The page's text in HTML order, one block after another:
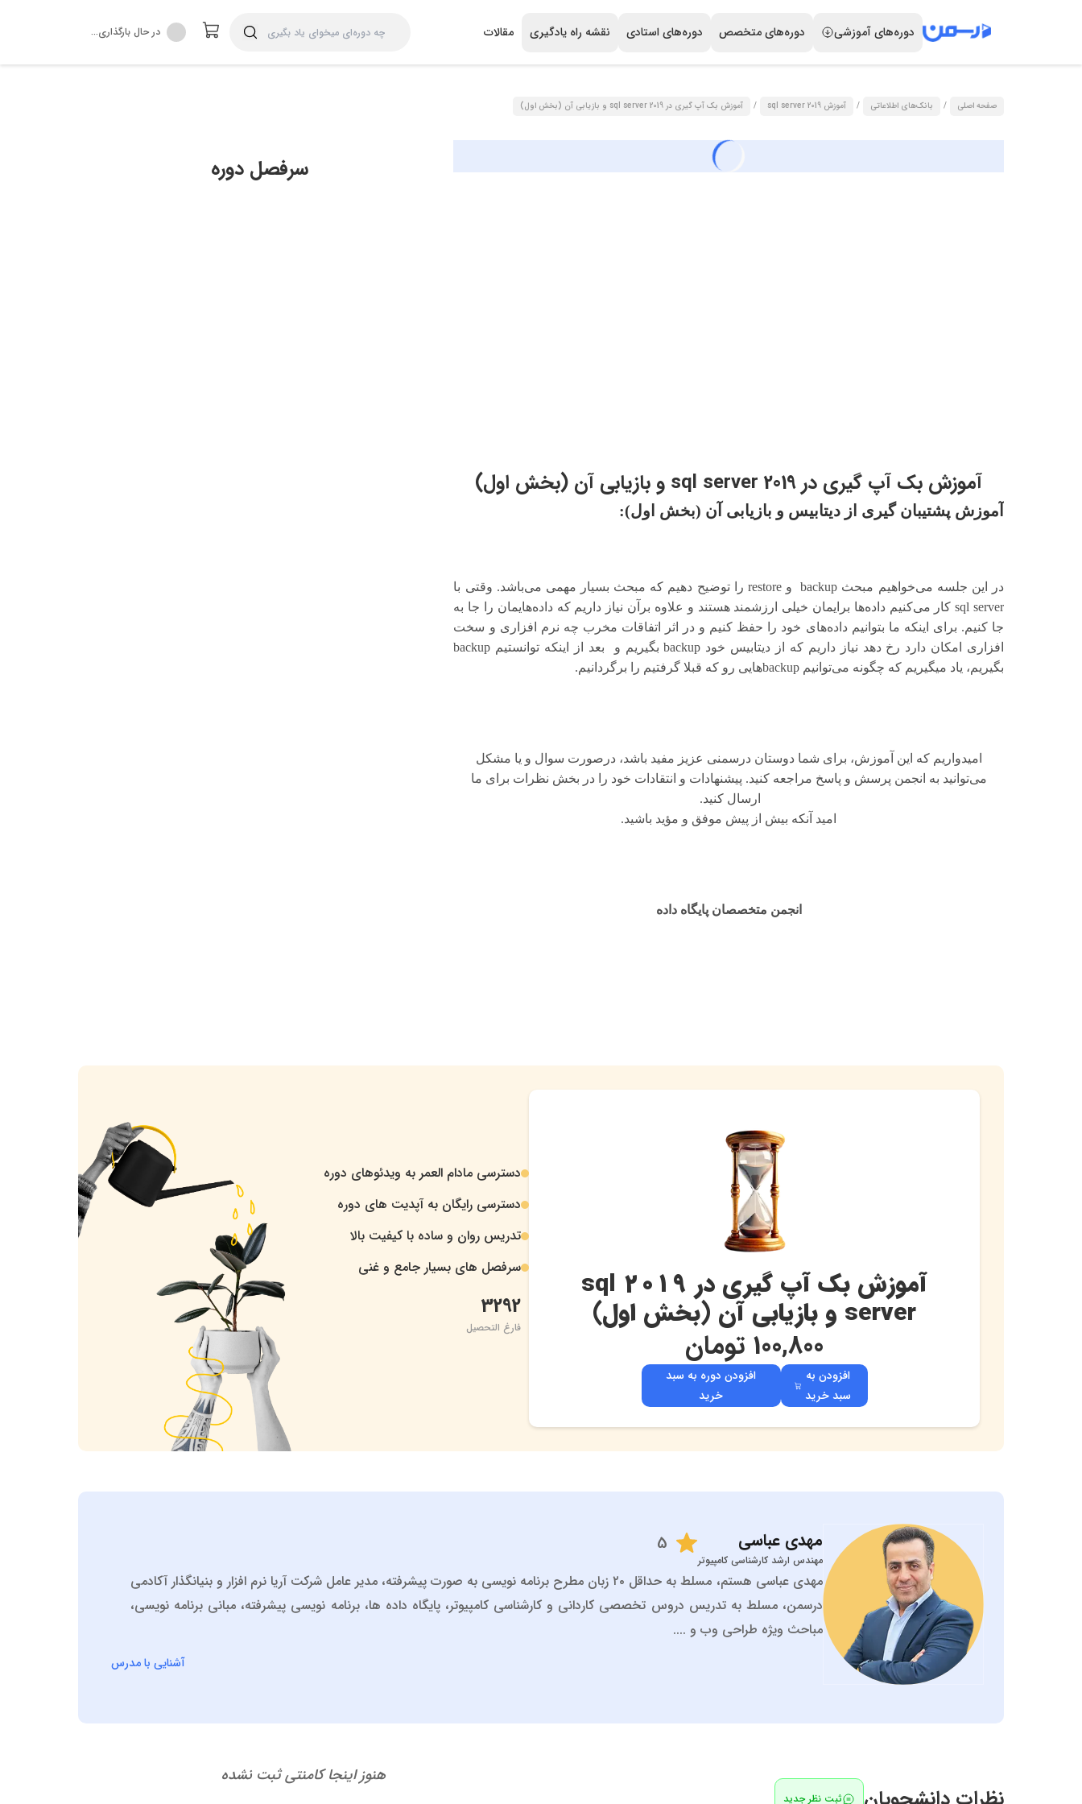
دوره‌های آموزشی دوره‌های متخصص دوره‌های استادی نقشه راه یادگیری مقالات در حال بارگذاری...
صفحه اصلی / بانک‌های اطلاعاتی / آموزش sql server 2019 / آموزش بک آپ گیری در 2019 sql server و بازیابی آن (بخش اول)
سرفصل دوره
آموزش بک آپ گیری در 2019 sql server و بازیابی آن (بخش اول)
آموزش پشتیبان گیری از دیتابیس و بازیابی آن (بخش اول):
در این جلسه می‌خواهیم مبحث backup و restore را توضیح دهیم که مبحث بسیار مهمی می‌باشد. وقتی با
sql server کار می‌کنیم داده‌ها برایمان خیلی ارزشمند هستند و علاوه برآن نیاز داریم که داده‌هایمان را جا به
جا کنیم. برای اینکه ما بتوانیم داده‌های خود را حفظ کنیم و در اثر اتفاقات مخرب چه نرم افزاری و سخت
افزاری امکان دارد رخ دهد نیاز داریم که از دیتابیس خود backup بگیریم و بعد از اینکه توانستیم backup
بگیریم، یاد میگیریم که چگونه می‌توانیم backupهایی رو که قبلا گرفتیم را برگردانیم.
امیدواریم که این آموزش، برای شما دوستان درسمنی عزیز مفید باشد، درصورت سوال و یا مشکل
می‌توانید به انجمن پرسش و پاسخ مراجعه کنید. پیشنهادات و انتقادات خود را در بخش نظرات برای ما
ارسال کنید.
امید آنکه بیش از پیش موفق و مؤید باشید.
انجمن متخصصان پایگاه داده
آموزش بک آپ گیری در 2019 sql
server و بازیابی آن (بخش اول)
100,800 تومان
افزودن به
سبد خرید
افزودن دوره به سبد
خرید
. دسترسی مادام العمر به ویدئوهای دوره
. دسترسی رایگان به آپدیت های دوره
. تدریس روان و ساده با کیفیت بالا
. سرفصل های بسیار جامع و غنی
3292
فارغ التحصیل
مهدی عباسی
مهندس ارشد کارشناسی کامپیوتر
5
مهدی عباسی هستم، مسلط به حداقل ۲۰ زبان مطرح برنامه نویسی به صورت پیشرفته، مدیر عامل شرکت آریا نرم افزار و بنیانگذار آکادمی
درسمن، مسلط به تدریس دروس تخصصی کاردانی و کارشناسی کامپیوتر، پایگاه داده ها، برنامه نویسی پیشرفته، مبانی برنامه نویسی،
مباحث ویژه طراحی وب و ....
آشنایی با مدرس
ثبت نظر جدید
هنوز اینجا کامنتی ثبت نشده